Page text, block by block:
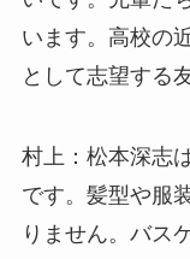
います。高校の
として志望する
村上：松本深志
です。髪型や服
りません。バス